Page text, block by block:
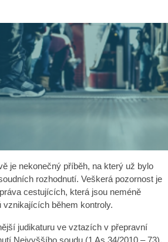
je nekonečný příběh, na který už bylo
rozhodnutí. Veškerá pozornost je
cestujících, která jsou neméně
vznikajících během kontroly.
judikaturu ve vztazích v přepravní